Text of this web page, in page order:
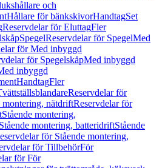
och
Hållare för bänkskivorHandtagSet
Reservdelar för EluttagFler
SpegelReservdelar för SpegelMed
för Med inbyggd
för SpegelskåpMed inbyggd
inbyggd
HandtagFler
Reservdelar för
montering, nätdriftReservdelar för
Stående montering,
montering, batteridriftStående
för Stående montering,
för TillbehörFör
för För